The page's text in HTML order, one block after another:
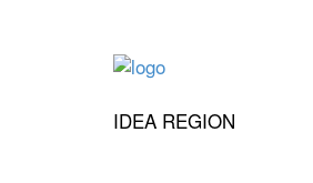
IDEA REGION